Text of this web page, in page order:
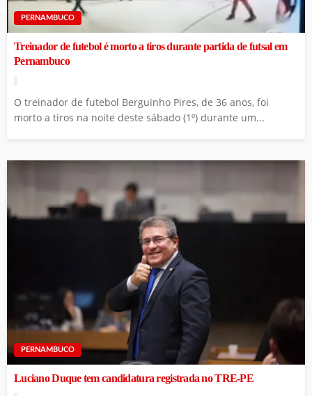
PERNAMBUCO
Treinador de futebol é morto a tiros durante partida de futsal em
Pernambuco
O treinador de futebol Berguinho Pires, de 36 anos, foi
morto a tiros na noite deste sábado (1º) durante um...
PERNAMBUCO
Luciano Duque tem candidatura registrada no TRE-PE